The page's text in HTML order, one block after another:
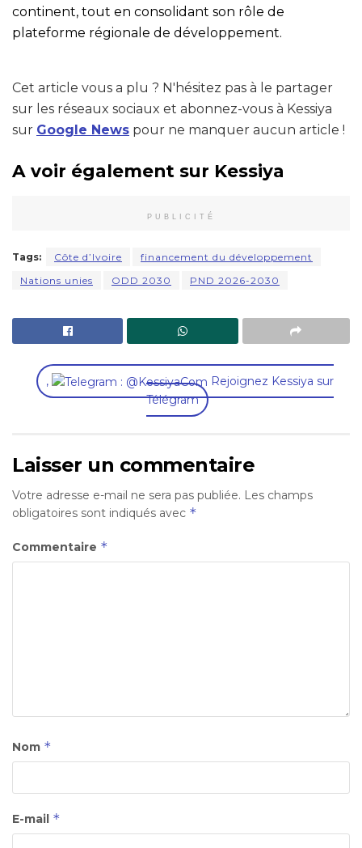
continent, tout en consolidant son rôle de
plateforme régionale de développement.
Cet article vous a plu ? N'hésitez pas à le partager
sur les réseaux sociaux et abonnez-vous à Kessiya
sur Google News pour ne manquer aucun article !
A voir également sur Kessiya
PUBLICITÉ
Tags: Côte d’Ivoire
financement du développement
Nations unies
ODD 2030 PND 2026-2030
,
Rejoignez Kessiya sur
Télégram
Laisser un commentaire
Votre adresse e-mail ne sera pas publiée. Les champs
obligatoires sont indiqués avec *
Commentaire *
Nom *
E-mail *